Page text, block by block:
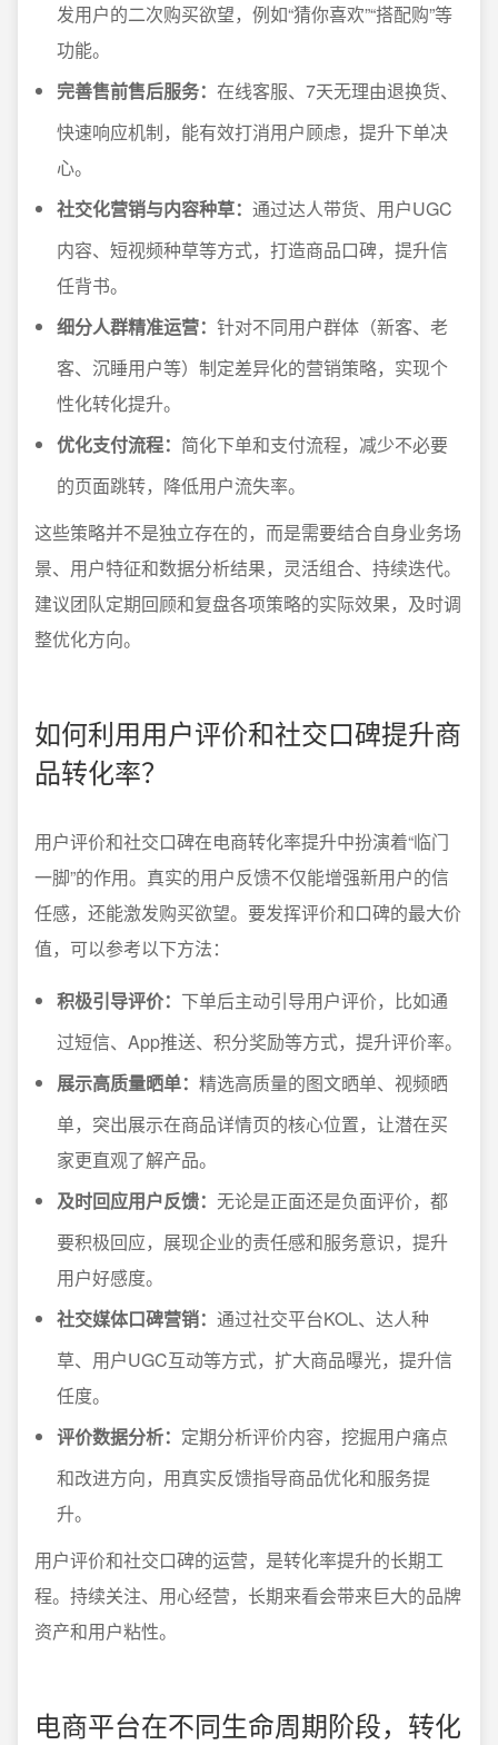
发用户的二次购买欲望，例如“猜你喜欢”“搭配购”等
功能。
完善售前售后服务： 在线客服、7天无理由退换货、
快速响应机制，能有效打消用户顾虑，提升下单决
心。
社交化营销与内容种草： 通过达人带货、用户UGC
内容、短视频种草等方式，打造商品口碑，提升信
任背书。
细分人群精准运营： 针对不同用户群体（新客、老
客、沉睡用户等）制定差异化的营销策略，实现个
性化转化提升。
优化支付流程： 简化下单和支付流程，减少不必要
的页面跳转，降低用户流失率。
这些策略并不是独立存在的，而是需要结合自身业务场
景、用户特征和数据分析结果，灵活组合、持续迭代。
建议团队定期回顾和复盘各项策略的实际效果，及时调
整优化方向。
如何利用用户评价和社交口碑提升商
品转化率？
用户评价和社交口碑在电商转化率提升中扮演着“临门
一脚”的作用。真实的用户反馈不仅能增强新用户的信
任感，还能激发购买欲望。要发挥评价和口碑的最大价
值，可以参考以下方法：
积极引导评价： 下单后主动引导用户评价，比如通
过短信、App推送、积分奖励等方式，提升评价率。
展示高质量晒单： 精选高质量的图文晒单、视频晒
单，突出展示在商品详情页的核心位置，让潜在买
家更直观了解产品。
及时回应用户反馈： 无论是正面还是负面评价，都
要积极回应，展现企业的责任感和服务意识，提升
用户好感度。
社交媒体口碑营销： 通过社交平台KOL、达人种
草、用户UGC互动等方式，扩大商品曝光，提升信
任度。
评价数据分析： 定期分析评价内容，挖掘用户痛点
和改进方向，用真实反馈指导商品优化和服务提
升。
用户评价和社交口碑的运营，是转化率提升的长期工
程。持续关注、用心经营，长期来看会带来巨大的品牌
资产和用户粘性。
电商平台在不同生命周期阶段，转化